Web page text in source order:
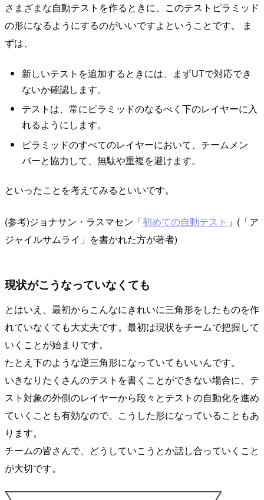
さまざまな自動テストを作るときに、このテストピラミッド
の形になるようにするのがいいですよということです。 ま
ずは、
新しいテストを追加するときには、まずUTで対応でき
ないか確認します。
テストは、常にピラミッドのなるべく下のレイヤーに入
れるようにします。
ピラミッドのすべてのレイヤーにおいて、チームメン
バーと協力して、無駄や重複を避けます。
といったことを考えてみるといいです。
(参考)ジョナサン・ラスマセン「初めての自動テスト 」(「ア
ジャイルサムライ」を書かれた方が著者)
現状がこうなっていなくても
とはいえ、最初からこんなにきれいに三角形をしたものを作
れていなくても大丈夫です。最初は現状をチームで把握して
いくことが始まりです。
たとえ下のような逆三角形になっていてもいいんです。
いきなりたくさんのテストを書くことができない場合に、テ
スト対象の外側のレイヤーから段々とテストの自動化を進め
ていくことも有効なので、こうした形になっていることもあ
ります。
チームの皆さんで、どうしていこうとか話し合っていくこと
が大切です。